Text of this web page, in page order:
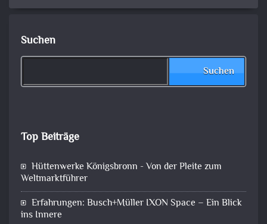
Suchen
Suchen
Top Beiträge
Hüttenwerke Königsbronn - Von der Pleite zum
Weltmarktführer
Erfahrungen: Busch+Müller IXON Space – Ein Blick
ins Innere